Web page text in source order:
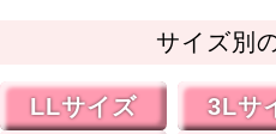
サイズ別
LLサイズ 3Lサ